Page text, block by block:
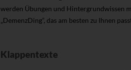
werden Übungen und Hintergrundwissen
„DemenzDing“, das am besten zu Ihnen
Klappentexte